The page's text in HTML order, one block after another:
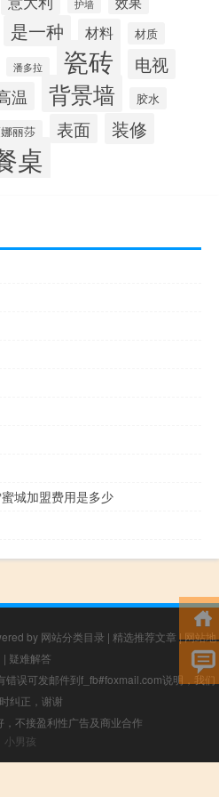
护墙
是一种 材料 材质
潘多拉 瓷砖 电视
温 背景墙 胶水
丽莎 表面 装修
桌
城加盟费用是多少
by 网站分类目录 | 精选推荐文章 |网站地
| 疑难解答
错误可发邮件到f_fb#foxmail.com说明，我们
纠正，谢谢
不接盈利性广告及商业合作
小男孩